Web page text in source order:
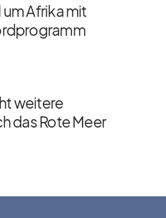
Afrika mit
weitere
das Rote Meer